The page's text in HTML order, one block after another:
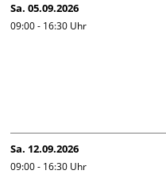
Sa. 05.09.2026
09:00 - 16:30 Uhr
Sa. 12.09.2026
09:00 - 16:30 Uhr